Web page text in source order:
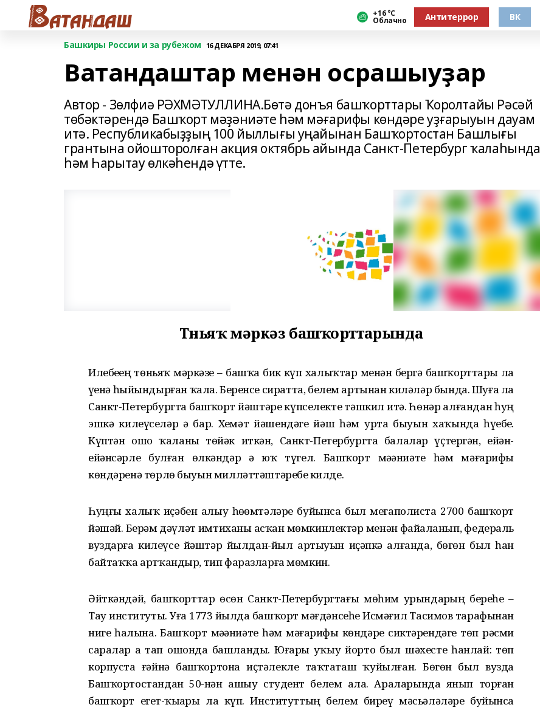
+16 °С
Облачно Антитеррор ВК
Башкиры России и за рубежом 16 ДЕКАБРЯ 2019, 07:41
Ватандаштар менән осрашыуҙар
Автор - Зөлфиә РӘХМӘТУЛЛИНА.Бөтә донъя башҡорттары Ҡоролтайы Рәсәй
төбәктәрендә Башҡорт мәҙәниәте һәм мәғарифы көндәре уҙғарыуын дауам
итә. Республикабыҙҙың 100 йыллығы уңайынан Башҡортостан Башлығы
грантына ойошторолған акция октябрь айында Санкт-Петербург ҡалаһында
һәм Һарытау өлкәһендә үтте.
Төньяҡ мәркәз башҡорттарында
Илебеҙҙең төньяҡ мәркәзе – башҡа бик күп халыҡтар менән бергә башҡорттарҙы ла
үҙенә һыйындырған ҡала. Беренсе сиратта, белем артынан киләләр бында. Шуға ла
Санкт-Петербургта башҡорт йәштәре күпселекте тәшкил итә. Һөнәр алғандан һуң
эшкә килеүселәр ҙә бар. Хеҙмәт йәшендәге йәш һәм урта быуын хаҡында һүҙебеҙ.
Күптән ошо ҡаланы төйәк иткән, Санкт-Петербургта балалар үҫтергән, ейән-
ейәнсәрле булған өлкәндәр ҙә юҡ түгел. Башҡорт мәҙәниәте һәм мәғарифы
көндәренә төрлө быуын милләттәштәребеҙ килде.
Һуңғы халыҡ иҫәбен алыу һөҙөмтәләре буйынса был мегаполиста 2700 башҡорт
йәшәй. Берҙәм дәүләт имтиханы асҡан мөмкинлектәр менән файҙаланып, федераль
вуздарға килеүсе йәштәр йылдан-йыл артыуын иҫәпкә алғанда, бөгөн был һан
байтаҡҡа артҡандыр, тип фаразларға мөмкин.
Әйткәндәй, башҡорттар өсөн Санкт-Петербургтағы мөһим урындарҙың береһе –
Тау институты. Уға 1773 йылда башҡорт мәғдәнсеһе Исмәғил Тасимов тарафынан
нигеҙ һалына. Башҡорт мәҙәниәте һәм мәғарифы көндәре сиктәрендәге төп рәсми
саралар ҙа тап ошонда башланды. Юғары уҡыу йорто был шәхесте һанлай: төп
корпуста ғәйнә башҡортона иҫтәлекле таҡтаташ ҡуйылған. Бөгөн был вузда
Башҡортостандан 50-нән ашыу студент белем ала. Араларында янып торған
башҡорт егет-ҡыҙҙары ла күп. Институттың белем биреү мәсьәләләре буйынса